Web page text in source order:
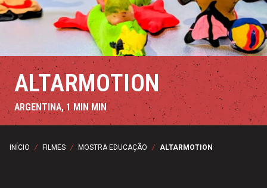
ALTARMOTION
ARGENTINA, 1 MIN MIN
INÍCIO / FILMES / MOSTRA EDUCAÇÃO / ALTARMOTION